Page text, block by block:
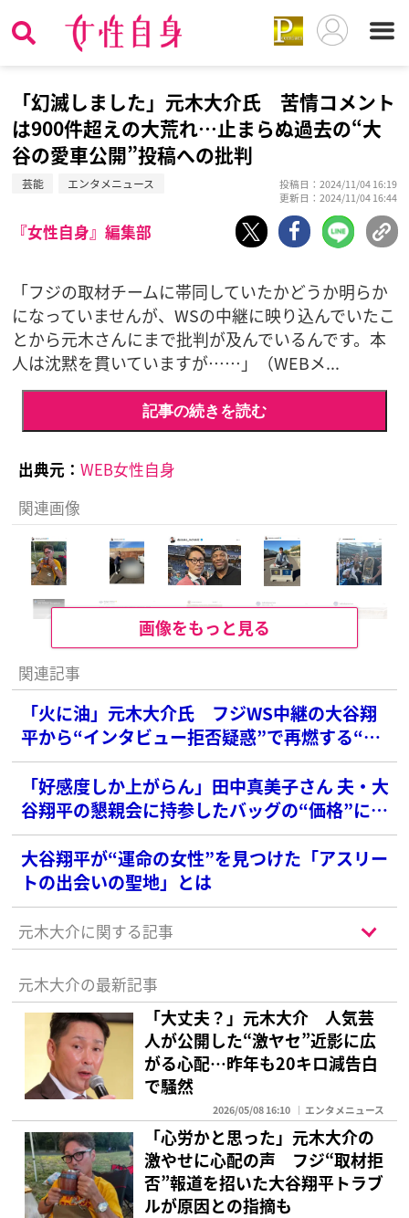
「幻滅しました」元木大介氏 苦情コメント
は900件超えの大荒れ…止まらぬ過去の“大
谷の愛車公開”投稿への批判
芸能 エンタメニュース
投稿日：2024/11/04 16:19
更新日：2024/11/04 16:44
『女性自身』編集部
「フジの取材チームに帯同していたかどうか明らか
になっていませんが、WSの中継に映り込んでいたこ
とから元木さんにまで批判が及んでいるんです。本
人は沈黙を貫いていますが……」（WEBメ...
記事の続きを読む
出典元： WEB女性自身
関連画像
画像をもっと見る
関連記事
「火に油」元木大介氏 フジWS中継の大谷翔
平から“インタビュー拒否疑惑”で再燃する“大
谷の愛車公開”投稿
「好感度しか上がらん」田中真美子さん 夫・大
谷翔平の懇親会に持参したバッグの“価格”に
SNS衝撃
大谷翔平が“運命の女性”を見つけた「アスリー
トの出会いの聖地」とは
元木大介に関する記事
元木大介の最新記事
「大丈夫？」元木大介 人気芸
人が公開した“激ヤセ”近影に広
がる心配…昨年も20キロ減告白
で騒然
2026/05/08 16:10 エンタメニュース
「心労かと思った」元木大介の
激やせに心配の声 フジ“取材拒
否”報道を招いた大谷翔平トラブ
ルが原因との指摘も